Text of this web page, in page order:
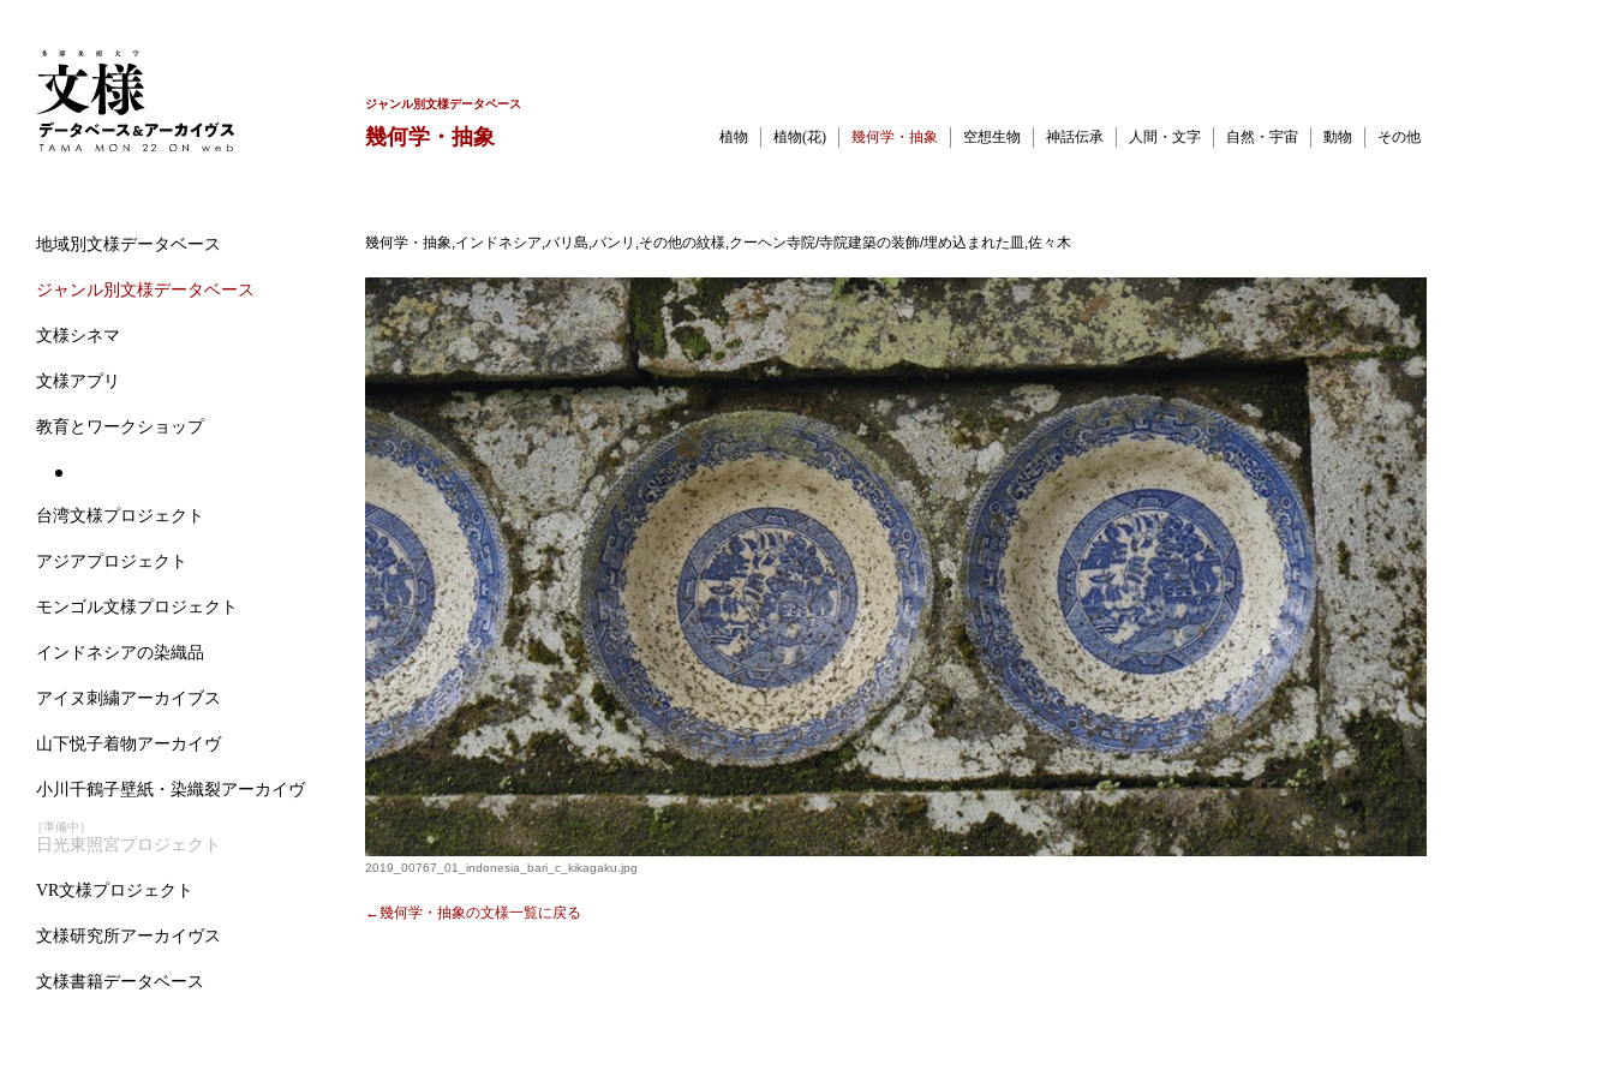
地域別文様データベース
ジャンル別文様データベース
文様シネマ
文様アプリ
教育とワークショップ
台湾文様プロジェクト
アジアプロジェクト
モンゴル文様プロジェクト
インドネシアの染織品
アイヌ刺繍アーカイブス
山下悦子着物アーカイヴ
小川千鶴子壁紙・染織裂アーカイヴ
［準備中］
日光東照宮プロジェクト
VR文様プロジェクト
文様研究所アーカイヴス
文様書籍データベース
ジャンル別文様データベース
幾何学・抽象 植物 植物(花) 幾何学・抽象 空想生物 神話伝承 人間・文字 自然・宇宙 動物 その他
幾何学・抽象,インドネシア,バリ島,バンリ,その他の紋様,クーヘン寺院/寺院建築の装飾/埋め込まれた皿,佐々木
2019_00767_01_indonesia_bari_c_kikagaku.jpg
←幾何学・抽象の文様一覧に戻る